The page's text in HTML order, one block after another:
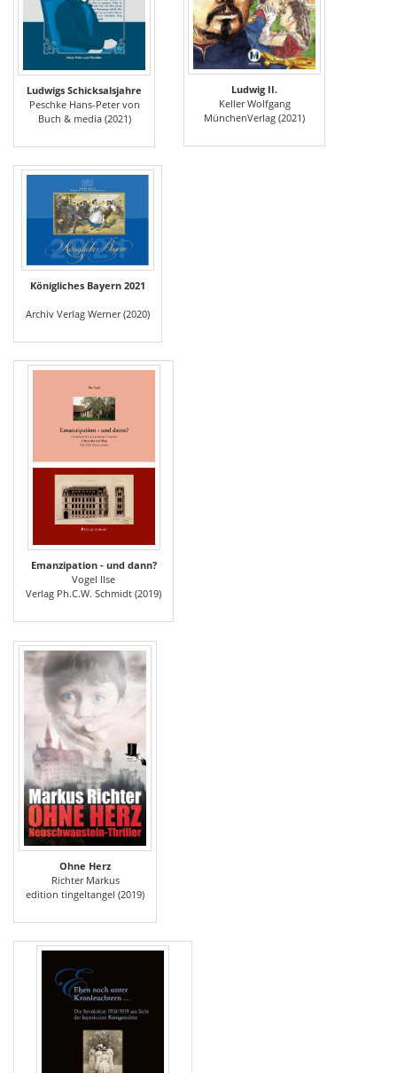
Ludwigs Schicksalsjahre
Peschke Hans-Peter von
Buch & media (2021)
Ludwig II.
Keller Wolfgang
MünchenVerlag (2021)
Königliches Bayern 2021
Archiv Verlag Werner (2020)
Emanzipation - und dann?
Vogel Ilse
Verlag Ph.C.W. Schmidt (2019)
Ohne Herz
Richter Markus
edition tingeltangel (2019)